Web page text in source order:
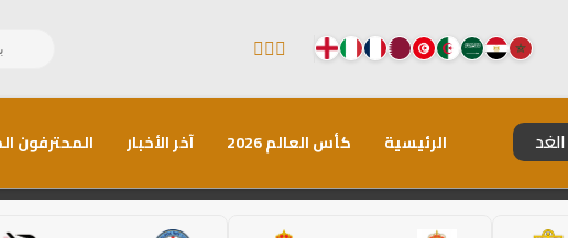
الغد الرئيسية كأس العالم 2026 آخر الأخبار المحترفون